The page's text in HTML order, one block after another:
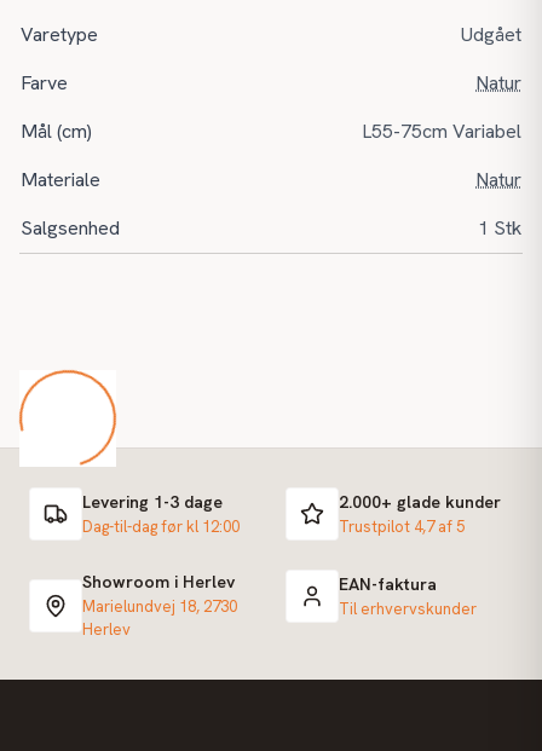
Varetype
Udgået
Farve
Natur
Mål (cm)
L55-75cm Variabel
Materiale
Natur
Salgsenhed
1 Stk
Levering 1-3 dage
Dag-til-dag før kl 12:00
2.000+ glade kunder
Trustpilot 4,7 af 5
Showroom i Herlev
Marielundvej 18, 2730
Herlev
EAN-faktura
Til erhvervskunder